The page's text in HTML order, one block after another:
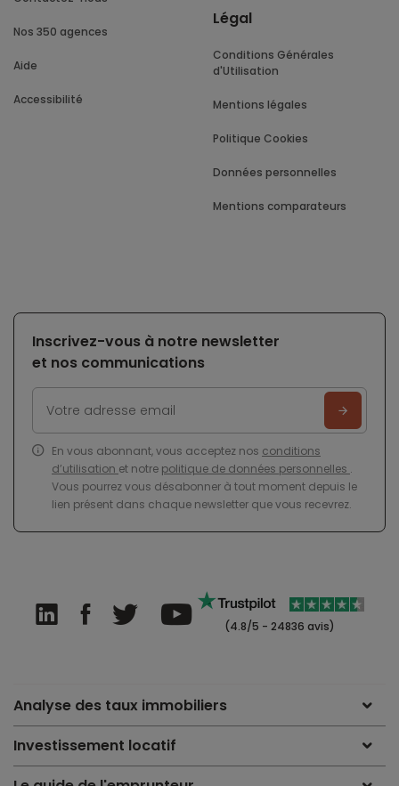
Nos 350 agences
Aide
Accessibilité
Légal
Conditions Générales
d'Utilisation
Mentions légales
Politique Cookies
Données personnelles
Mentions comparateurs
Inscrivez-vous à notre newsletter
et nos communications
En vous abonnant, vous acceptez nos conditions
d’utilisation et notre politique de données personnelles .
Vous pourrez vous désabonner à tout moment depuis le
lien présent dans chaque newsletter que vous recevrez.
(4.8/5 - 24836 avis)
Analyse des taux immobiliers
Investissement locatif